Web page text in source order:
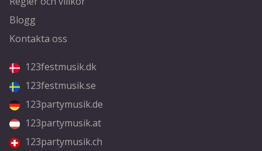
Blogg
Kontakta oss
123festmusik.dk
123festmusik.se
123partymusik.de
123partymusik.at
123partymusik.ch